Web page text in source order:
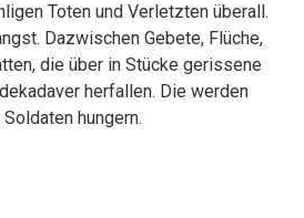
Toten und Verletzten überall.
Dazwischen Gebete, Flüche,
die über in Stücke gerissene
herfallen. Die werden
hungern.